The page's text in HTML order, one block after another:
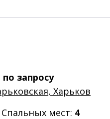
запросу
Харьков
Спальных мест: 4